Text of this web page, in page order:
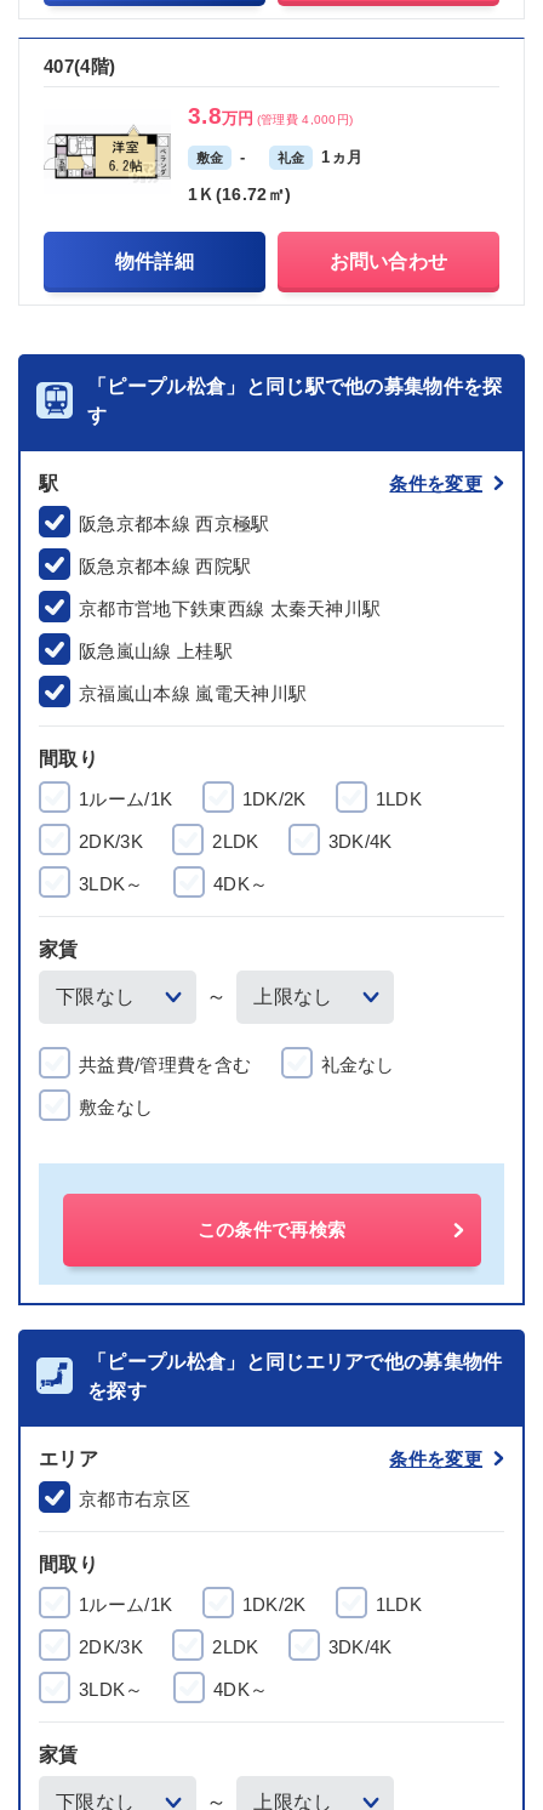
407(4階)
3.8万円 (管理費 4,000円)
敷金 - 礼金 1ヵ月
1Ｋ(16.72㎡)
物件詳細 お問い合わせ
「ピープル松倉」と同じ駅で他の募集物件を探
す
駅
条件を変更
阪急京都本線 西京極駅
阪急京都本線 西院駅
京都市営地下鉄東西線 太秦天神川駅
阪急嵐山線 上桂駅
京福嵐山本線 嵐電天神川駅
間取り
1ルーム/1K
1DK/2K 1LDK
2DK/3K 2LDK 3DK/4K
3LDK～ 4DK～
家賃
～
共益費/管理費を含む 礼金なし
敷金なし
この条件で再検索
「ピープル松倉」と同じエリアで他の募集物件
を探す
エリア
条件を変更
京都市右京区
間取り
1ルーム/1K
1DK/2K 1LDK
2DK/3K 2LDK 3DK/4K
3LDK～ 4DK～
家賃
～